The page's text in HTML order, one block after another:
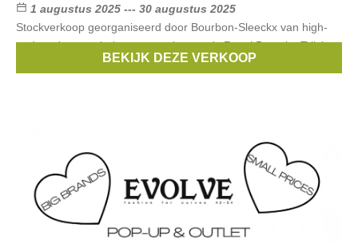
1 augustus 2025 --- 30 augustus 2025
Stockverkoop georganiseerd door Bourbon-Sleeckx van high-
end outdoormeubelen van merken zoals Royal Botania, Tribù,
Kettal, Umbrosa, Paola Lenti en meer. Kortingen tot -50%
BEKIJK DEZE VERKOOP